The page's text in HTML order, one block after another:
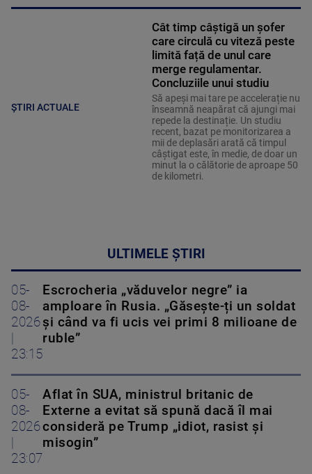
ȘTIRI ACTUALE
Cât timp câștigă un șofer
care circulă cu viteză peste
limită față de unul care
merge regulamentar.
Concluziile unui studiu
Să apeși mai tare pe accelerație nu
înseamnă neapărat că ajungi mai
repede la destinație. Un studiu
recent, bazat pe monitorizarea a
mii de deplasări arată că timpul
câștigat este, în medie, de doar un
minut la o călătorie de aproape 50
de kilometri.
ULTIMELE ȘTIRI
05-
08-
2026
23:15
Escrocheria „văduvelor negre” ia
amploare în Rusia. „Găsește-ți un soldat
și când va fi ucis vei primi 8 milioane de
ruble”
05-
08-
2026
23:07
Aflat în SUA, ministrul britanic de
Externe a evitat să spună dacă îl mai
consideră pe Trump „idiot, rasist și
misogin”